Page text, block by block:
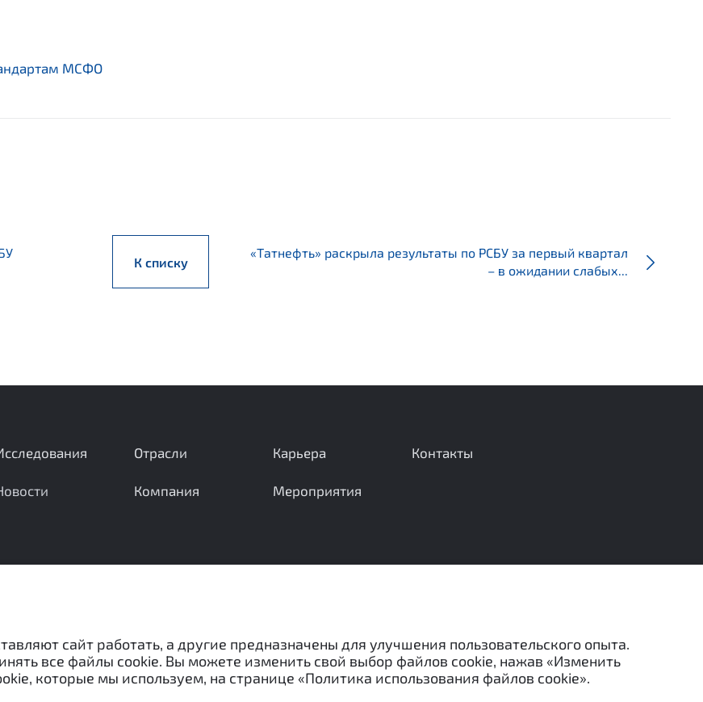
МСФО
К списку
«Татнефть» раскрыла результаты по РСБУ за первый квартал
– в ожидании слабых...
Отрасли
Компания
Карьера
Мероприятия
Контакты
сайт работать, а другие предназначены для улучшения пользовательского опыта.
все файлы cookie. Вы можете изменить свой выбор файлов cookie, нажав «Изменить
которые мы используем, на странице «Политика использования файлов cookie».